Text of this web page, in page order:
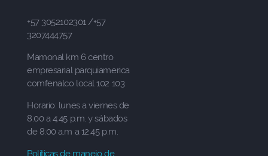
+57 3052102301 /+57
3207444757
Mamonal km 6 centro
empresarial parquiamerica
comfenalco local 102 103
Horario: lunes a viernes de
8:00 a 4:45 p.m. y sábados
de 8:00 a.m a 12.45 p.m.
Políticas de manejo de